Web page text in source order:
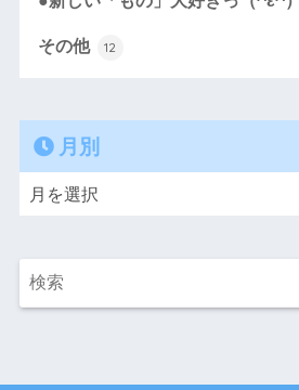
その他 12
月別